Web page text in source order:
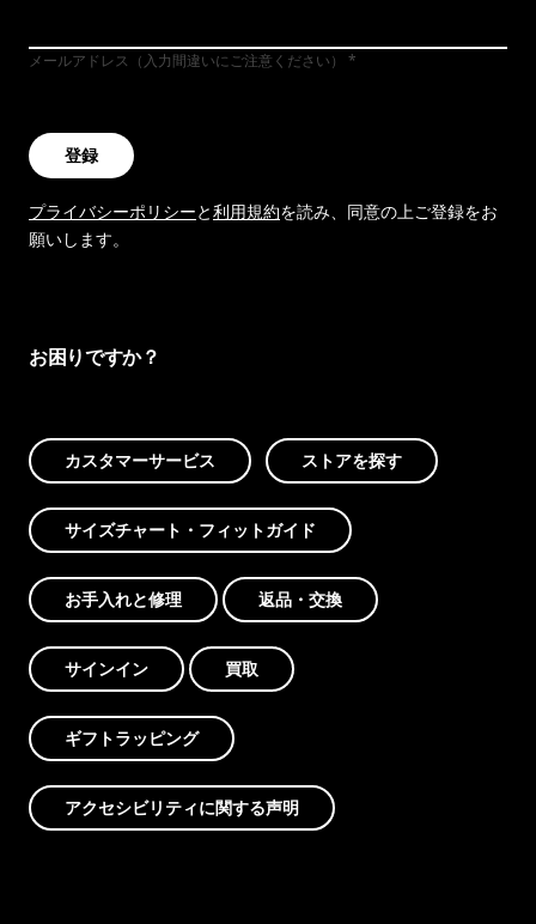
メールアドレス（入力間違いにご注意ください）
登録
プライバシーポリシーと利用規約を読み、同意の上ご登録をお
願いします。
お困りですか？
カスタマーサービス ストアを探す
サイズチャート・フィットガイド
お手入れと修理 返品・交換
サインイン 買取
ギフトラッピング
アクセシビリティに関する声明